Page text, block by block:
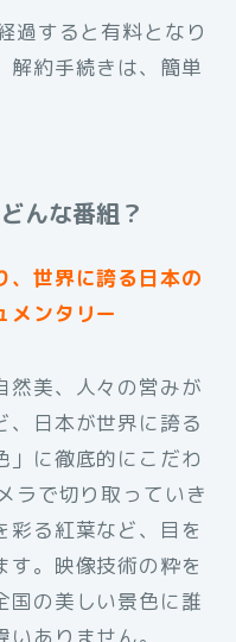
過すると有料となり
解約手続きは、簡単
んな番組？
、世界に誇る日本の
メンタリー
然美、人々の営みが
、日本が世界に誇る
」に徹底的にこだわ
ラで切り取っていき
彩る紅葉など、目を
す。映像技術の粋を
国の美しい景色に誰